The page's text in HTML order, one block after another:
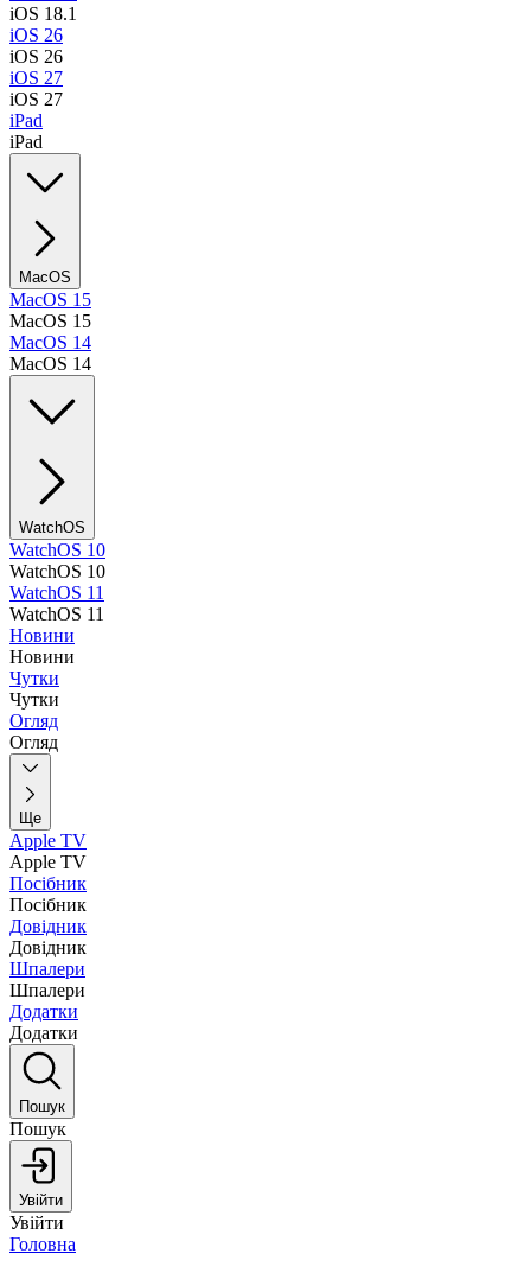
iOS 18.1
iOS 26
iOS 26
iOS 27
iOS 27
iPad
iPad
MacOS
MacOS 15
MacOS 15
MacOS 14
MacOS 14
WatchOS
WatchOS 10
WatchOS 10
WatchOS 11
WatchOS 11
Новини
Новини
Чутки
Чутки
Огляд
Огляд
Ще
Apple TV
Apple TV
Посібник
Посібник
Довідник
Довідник
Шпалери
Шпалери
Додатки
Додатки
Пошук
Пошук
Увійти
Увійти
Головна